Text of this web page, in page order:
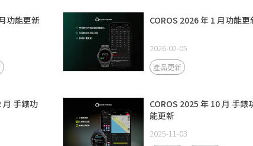
功能更新 COROS 2026 年 1 月功能更
2026-02-05
產品更新
月 手錶功
COROS 2025 年 10 月 手錶
能更新
2025-11-03